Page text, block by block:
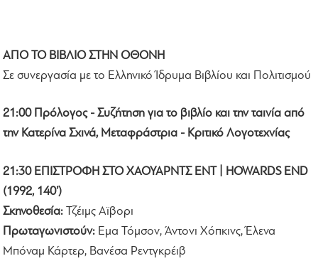
ΑΠΟ ΤΟ ΒΙΒΛΙΟ ΣΤΗΝ ΟΘΟΝΗ
Σε συνεργασία με το Ελληνικό Ίδρυμα Βιβλίου και Πολιτισμού
21:00 Πρόλογος - Συζήτηση για το βιβλίο και την ταινία από
την Κατερίνα Σχινά, Μεταφράστρια - Κριτικό Λογοτεχνίας
21:30 ΕΠΙΣΤΡΟΦΗ ΣΤΟ ΧΑΟΥΑΡΝΤΣ ΕΝΤ | HOWARDS END
(1992, 140’)
Σκηνοθεσία: Τζέιμς Αϊβορι
Πρωταγωνιστούν: Εμα Τόμσον, Άντονι Χόπκινς, Έλενα
Μπόναμ Κάρτερ, Βανέσα Ρεντγκρέιβ